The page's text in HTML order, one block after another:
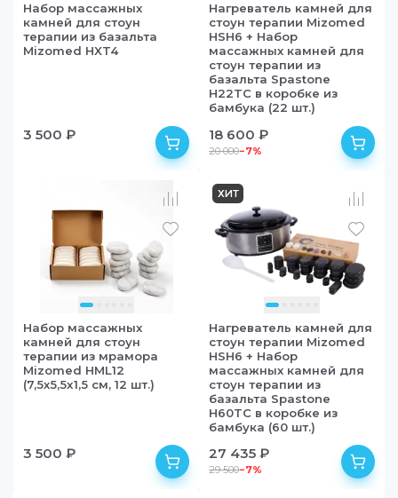
Набор массажных
камней для стоун
терапии из базальта
Mizomed HXT4
3 500 ₽
Нагреватель камней для
стоун терапии Mizomed
HSH6 + Набор
массажных камней для
стоун терапии из
базальта Spastone
H22TC в коробке из
бамбука (22 шт.)
18 600 ₽
20 000−7%
Набор массажных
камней для стоун
терапии из мрамора
Mizomed HML12
(7,5х5,5x1,5 cм, 12 шт.)
3 500 ₽
ХИТ
в наличии
Нагреватель камней для
стоун терапии Mizomed
HSH6 + Набор
массажных камней для
стоун терапии из
базальта Spastone
H60TC в коробке из
бамбука (60 шт.)
27 435 ₽
29 500−7%